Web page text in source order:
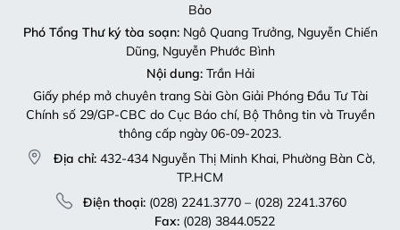
Bảo
Phó Tổng Thư ký tòa soạn:Ngô Quang Trưởng, Nguyễn Chiến
Dũng, Nguyễn Phước Bình
Nội dung:Trần Hải
Giấy phép mở chuyên trang Sài Gòn Giải Phóng Đầu Tư Tài
Chính số 29/GP-CBC do Cục Báo chí, Bộ Thông tin và Truyền
thông cấp ngày 06-09-2023.
Địa chỉ: 432-434 Nguyễn Thị Minh Khai, Phường Bàn Cờ,
TP.HCM
Điện thoại:(028) 2241.3770 – (028) 2241.3760
Fax:(028) 3844.0522